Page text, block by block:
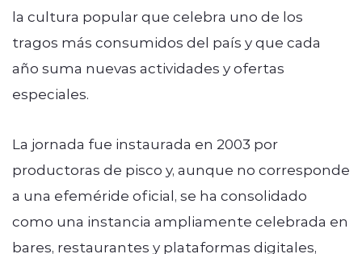
la cultura popular que celebra uno de los
tragos más consumidos del país y que cada
año suma nuevas actividades y ofertas
especiales.
La jornada fue instaurada en 2003 por
productoras de pisco y, aunque no corresponde
a una efeméride oficial, se ha consolidado
como una instancia ampliamente celebrada en
bares, restaurantes y plataformas digitales,